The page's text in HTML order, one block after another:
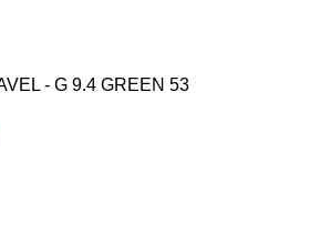
- G 9.4 GREEN 53